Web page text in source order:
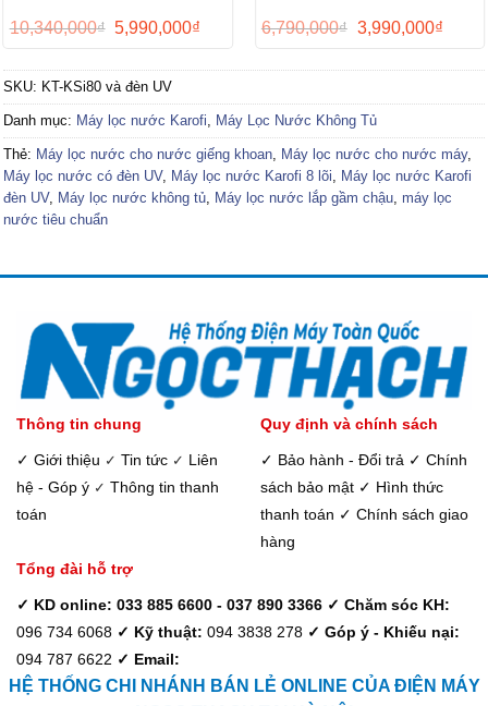
10,340,000₫ Giá
10,340,000₫.
5,990,000₫
là:
6,790,000₫ Giá
6,790,000₫.
3,990,000₫Giá
là:
SKU: KT-KSi80 và đèn UV
Danh mục: Máy lọc nước Karofi, Máy Lọc Nước Không Tủ
Thẻ: Máy lọc nước cho nước giếng khoan, Máy lọc nước cho nước máy,
Máy lọc nước có đèn UV, Máy lọc nước Karofi 8 lõi, Máy lọc nước Karofi
đèn UV, Máy lọc nước không tủ, Máy lọc nước lắp gầm chậu, máy lọc
nước tiêu chuẩn
Thông tin chung
✓ Giới thiệu ✓ Tin tức ✓ Liên
hệ - Góp ý ✓ Thông tin thanh
toán
Quy định và chính sách
✓ Bảo hành - Đổi trả ✓ Chính
sách bảo mật ✓ Hình thức
thanh toán ✓ Chính sách giao
hàng
Tổng đài hỗ trợ
✓ KD online: 033 885 6600 - 037 890 3366 ✓ Chăm sóc KH:
096 734 6068 ✓ Kỹ thuật: 094 3838 278 ✓ Góp ý - Khiếu nại:
094 787 6622 ✓ Email:
HỆ THỐNG CHI NHÁNH BÁN LẺ ONLINE CỦA ĐIỆN MÁY